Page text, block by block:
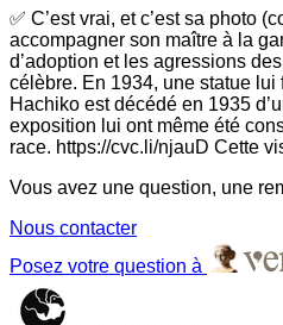
✅ C’est vrai, et c’est sa photo
accompagner son maître à la
d’adoption et les agressions
célèbre. En 1934, une statue
Hachiko est décédé en 1935
exposition lui ont même été
race. https://cvc.li/njauD Cette
Vous avez une question, une
Nous contacter
Posez votre question à